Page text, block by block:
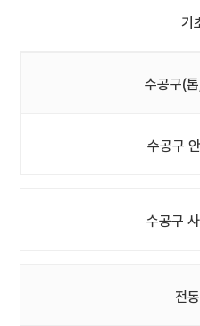
기
수공구(
수공구
수공구
전